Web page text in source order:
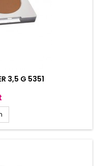
3,5 G 5351